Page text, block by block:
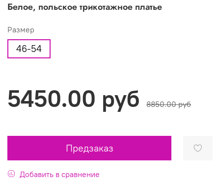
Белое, польское трикотажное платье
Размер
46-54
5450.00 руб 8850.00 руб
Предзаказ
Добавить в сравнение